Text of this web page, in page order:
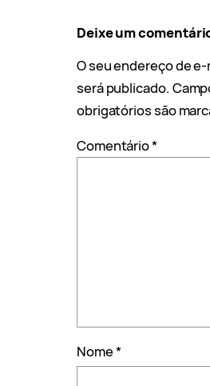
Deixe um
O seu endereço de
será publicado.
obrigatórios são
Comentário*
Nome*